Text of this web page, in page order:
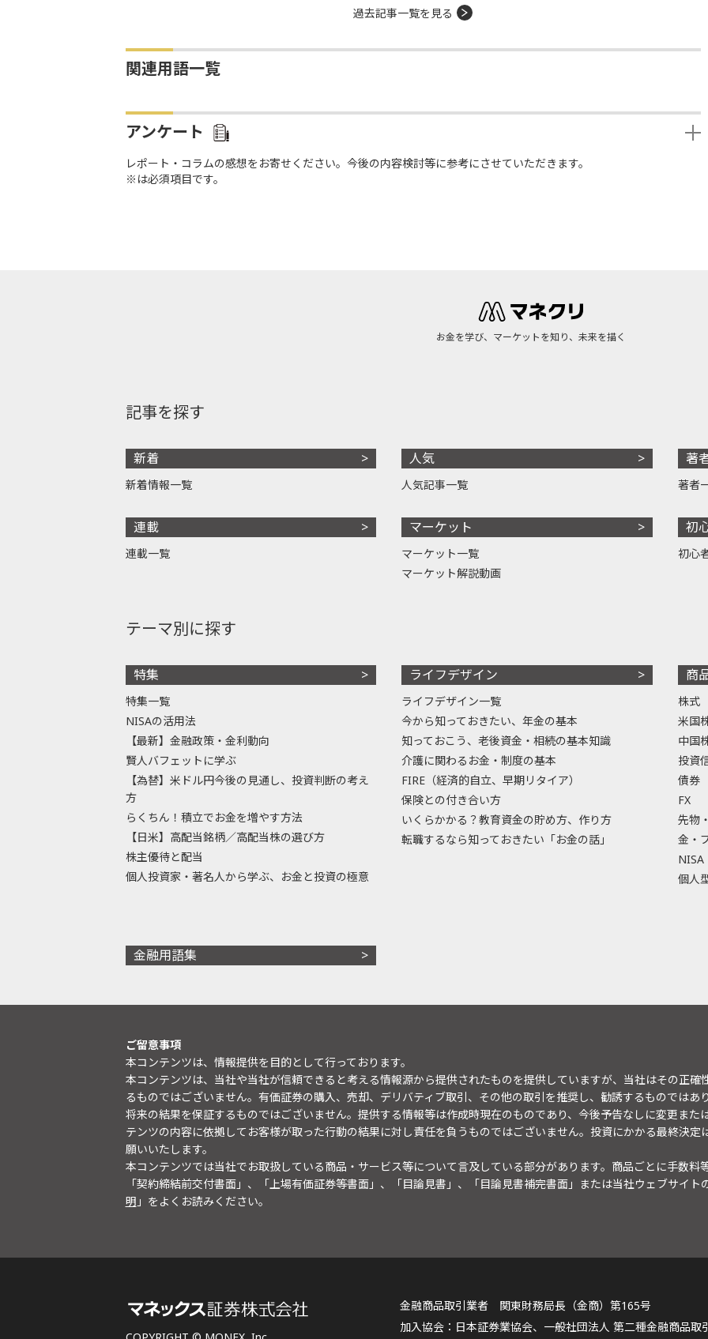
過去記事一覧を見る
関連用語一覧
アンケート
レポート・コラムの感想をお寄せください。今後の内容検討等に参考にさせていただきます。
※は必須項目です。
お金を学び、マーケットを知り、未来を描く
記事を探す
新着
新着情報一覧
連載
連載一覧
人気
人気記事一覧
マーケット
マーケット一覧
マーケット解説動画
著
著者
初
初心
テーマ別に探す
特集
特集一覧
NISAの活用法
【最新】金融政策・金利動向
賢人バフェットに学ぶ
【為替】米ドル円今後の見通し、投資判断の考え
方
らくちん！積立でお金を増やす方法
【日米】高配当銘柄／高配当株の選び方
株主優待と配当
個人投資家・著名人から学ぶ、お金と投資の極意
ライフデザイン
ライフデザイン一覧
今から知っておきたい、年金の基本
知っておこう、老後資金・相続の基本知識
介護に関わるお金・制度の基本
FIRE（経済的自立、早期リタイア）
保険との付き合い方
いくらかかる？教育資金の貯め方、作り方
転職するなら知っておきたい「お金の話」
商
株式
米国
中国
投資
債券
FX
先物
金・
NISA
個人
金融用語集
ご留意事項
本コンテンツは、情報提供を目的として行っております。
本コンテンツは、当社や当社が信頼できると考える情報源から提供されたものを提供していますが、当社はその正
るものではございません。有価証券の購入、売却、デリバティブ取引、その他の取引を推奨し、勧誘するものではあ
将来の結果を保証するものではございません。提供する情報等は作成時現在のものであり、今後予告なしに変更また
テンツの内容に依拠してお客様が取った行動の結果に対し責任を負うものではございません。投資にかかる最終決
願いいたします。
本コンテンツでは当社でお取扱している商品・サービス等について言及している部分があります。商品ごとに手数料
「契約締結前交付書面」、「上場有価証券等書面」、「目論見書」、「目論見書補完書面」または当社ウェブサイト
明 」をよくお読みください。
金融商品取引業者 関東財務局長（金商）第165号
日本証券業協会、一般社団法人 第二種金融商品取